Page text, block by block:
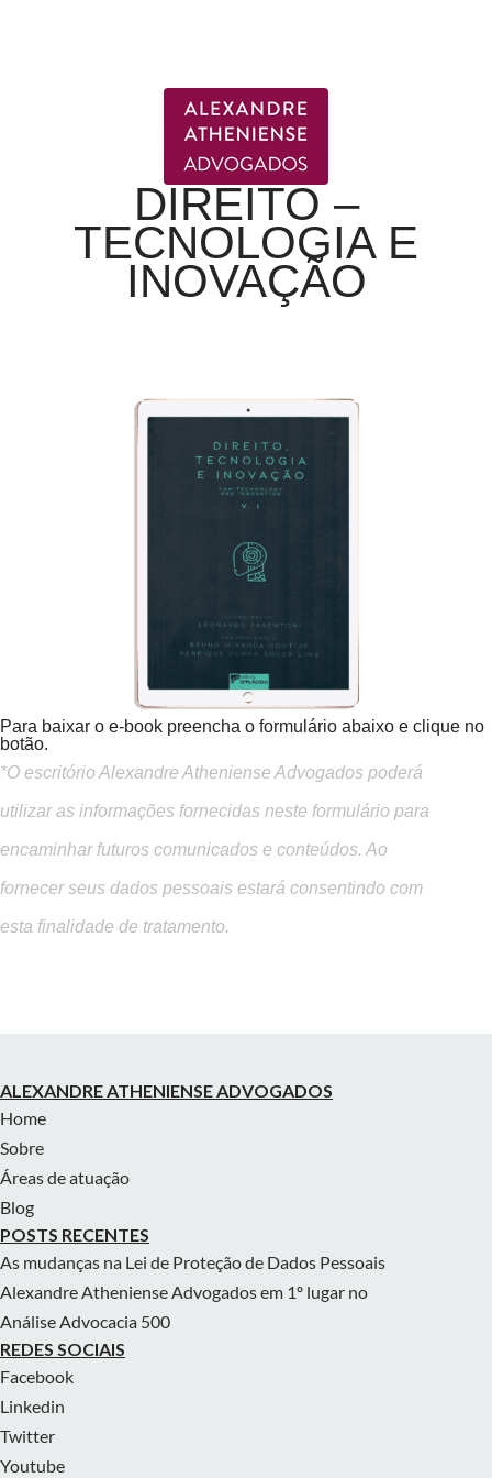
DIREITO –
TECNOLOGIA E
INOVAÇÃO
Para baixar o e-book preencha o formulário abaixo e clique no
botão.
*O escritório Alexandre Atheniense Advogados poderá
utilizar as informações fornecidas neste formulário para
encaminhar futuros comunicados e conteúdos. Ao
fornecer seus dados pessoais estará consentindo com
esta finalidade de tratamento.
ALEXANDRE ATHENIENSE ADVOGADOS
Home
Sobre
Áreas de atuação
Blog
POSTS RECENTES
As mudanças na Lei de Proteção de Dados Pessoais
Alexandre Atheniense Advogados em 1º lugar no
Análise Advocacia 500
REDES SOCIAIS
Facebook
Linkedin
Twitter
Youtube